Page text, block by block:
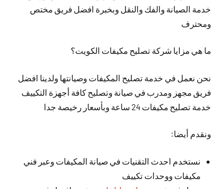
خدمة الصيانة والفك والنقل وبخبرة افضل فريق مختص
ومحترف
ما هي مزايا شركة تصليح مكيفات الكويت؟
نحن نعمل في خدمة تصليح المكيفات وصيانتها ولدينا افضل
فريق مجهز ومدرب في صيانة وتصليح كافة أجهزة التكييف
خدمة تصليح مكيفات 24 ساعة وبأسعار رخيصة جدا
ونقدم أيضا:
نستخدم احدث التقنيات في صيانة المكيفات وعبر فني
مكيفات ووحدات تكييف